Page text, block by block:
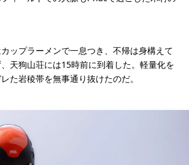
ップラーメンで一息つき、不帰は身構えて
天狗山荘には15時前に到着した。軽量化を
た岩稜帯を無事通り抜けたのだ。